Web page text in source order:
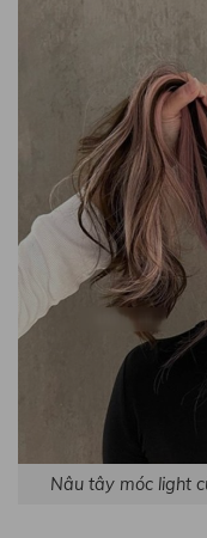
Nâu tây móc light